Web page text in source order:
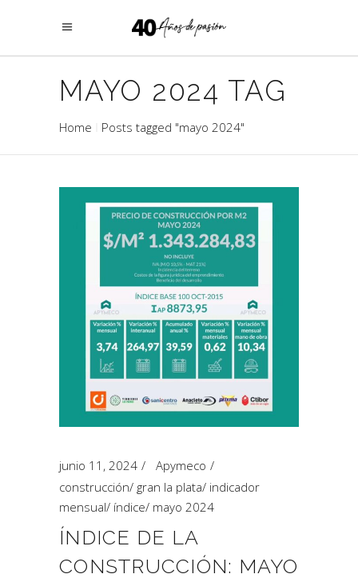
MAYO 2024 TAG
Home Posts tagged "mayo 2024"
junio 11, 2024
Apymeco
construcción/ gran la plata/ indicador
mensual/ índice/ mayo 2024
ÍNDICE DE LA
CONSTRUCCIÓN: MAYO